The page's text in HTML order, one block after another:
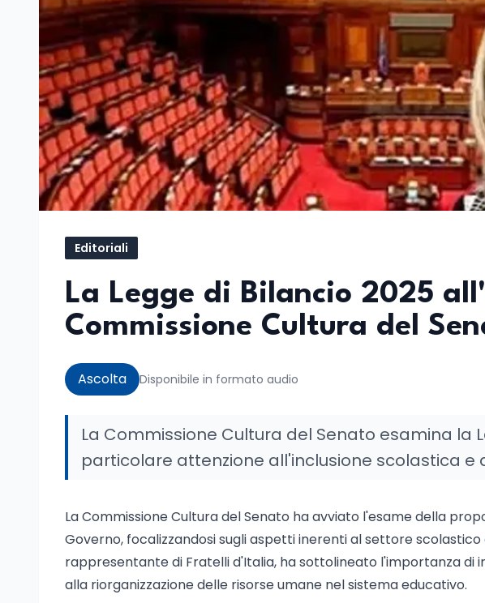
Editoriali
La Legge di Bilancio 2025
Commissione Cultura del
Ascolta Disponibile in formato audio
La Commissione Cultura del Senato esamina la
particolare attenzione all'inclusione scolastica
La Commissione Cultura del Senato ha avviato l'esame della
Governo, focalizzandosi sugli aspetti inerenti al settore
rappresentante di Fratelli d'Italia, ha sottolineato l'importanza di
alla riorganizzazione delle risorse umane nel sistema educativo.